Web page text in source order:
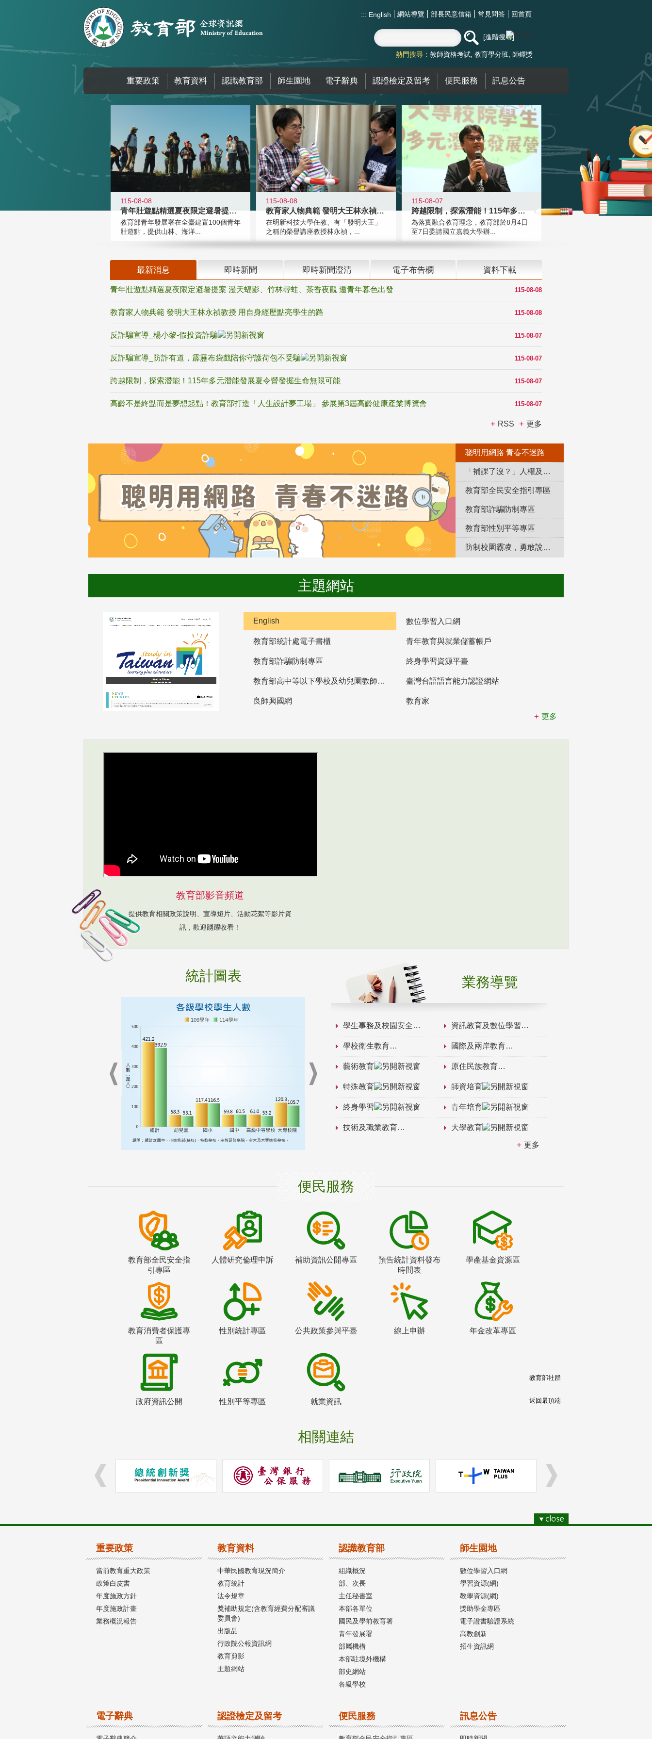
::: English 網站導覽 部長民意信箱 常見問答 回首頁
進階搜尋
熱門搜尋： 教師資格考試 教育學分班 師鐸獎
重要政策 教育資料 認識教育部 師生園地 電子辭典 認證檢定及留考 便民服務 訊息公告
:::
115-08-08
青年壯遊點精選夏夜限定避暑提案 漫
教育部青年發展署在全臺建置100個青年
壯遊點，提供山林、海洋...
115-08-08
教育家人物典範 發明大王林永禎教授
在明新科技大學任教、有「發明大王」
之稱的榮譽講座教授林永禎，...
115-08-07
跨越限制，探索潛能！115年多元潛
為落實融合教育理念，教育部於8月4日
至7日委請國立嘉義大學辦...
最新消息 即時新聞 即時新聞澄清 電子布告欄 資料下載
115-08-08
青年壯遊點精選夏夜限定避暑提案 漫天蝠影、竹林尋蛙、茶香夜觀 邀青年暮色出發
115-08-08
教育家人物典範 發明大王林永禎教授 用自身經歷點亮學生的路
115-08-07
反詐騙宣導_楊小黎-假投資詐騙
115-08-07
反詐騙宣導_防詐有道，霹靂布袋戲陪你守護荷包不受騙
115-08-07
跨越限制，探索潛能！115年多元潛能發展夏令營發掘生命無限可能
115-08-07
高齡不是終點而是夢想起點！教育部打造「人生設計夢工場」 參展第3屆高齡健康產業博覽會
RSS 更多
聰明用網路 青春不迷路
「補課了沒？」人權及轉型正義教育專區
教育部全民安全指引專區
教育部詐騙防制專區
教育部性別平等專區
防制校園霸凌，勇敢說出來！
主題網站
English 數位學習入口網
教育部統計處電子書櫃 青年教育與就業儲蓄帳戶
教育部詐騙防制專區 終身學習資源平臺
教育部高中等以下學校及幼兒園教師資格檢定考試 臺灣台語語言能力認證網站
良師興國網
教育家
更多
教育部影音頻道
提供教育相關政策說明、宣導短片、活動花絮等影片資
訊，歡迎踴躍收看！
統計圖表 業務導覽
學生事務及校園安全 資訊教育及數位學習
學校衛生教育 國際及兩岸教育
藝術教育 原住民族教育
特殊教育 師資培育
終身學習 青年培育
技術及職業教育 大學教育
更多
便民服務
教育部全民安全指
引專區
人體研究倫理申訴 補助資訊公開專區
預告統計資料發布
時間表
學產基金資源區
教育消費者保護專
區
性別統計專區 公共政策參與平臺 線上申辦 年金改革專區
政府資訊公開 性別平等專區 就業資訊
相關連結
教育部社群
返回最頂端
重要政策
當前教育重大政策
政策白皮書
年度施政方針
年度施政計畫
業務概況報告
教育資料
中華民國教育現況簡介
教育統計
法令規章
獎補助規定(含教育經費分配審議
委員會)
出版品
行政院公報資訊網
教育剪影
主題網站
認識教育部
組織概況
部、次長
主任秘書室
本部各單位
國民及學前教育署
青年發展署
部屬機構
本部駐境外機構
部史網站
各級學校
師生園地
數位學習入口網
學習資源(網)
教學資源(網)
獎助學金專區
電子證書驗證系統
高教創新
招生資訊網
電子辭典 認證檢定及留考 便民服務 訊息公告